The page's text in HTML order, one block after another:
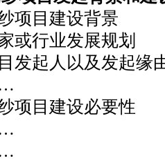
目建设背景
行业发展规划
起人以及发起缘
目建设必要性